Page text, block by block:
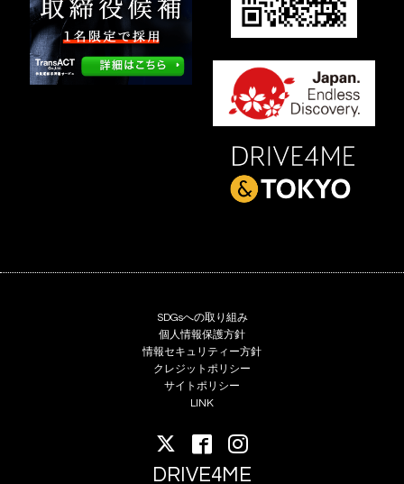
SDGsへの取り組み
個人情報保護方針
情報セキュリティー方針
クレジットポリシー
サイトポリシー
LINK
DRIVE4ME